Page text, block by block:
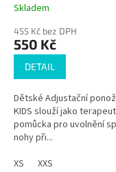
Skladem
455 Kč bez DPH
550 Kč
DETAIL
Dětské Adjustační
KIDS slouží jako
pomůcka pro uvolnění
nohy při...
XS
XXS